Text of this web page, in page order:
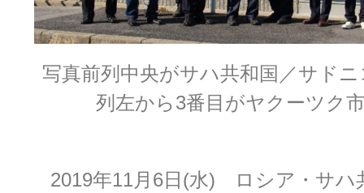
写真前列中央がサハ共和国／サド
列左から3番目がヤクーツク
2019年11月6日(水) ロシア・サハ